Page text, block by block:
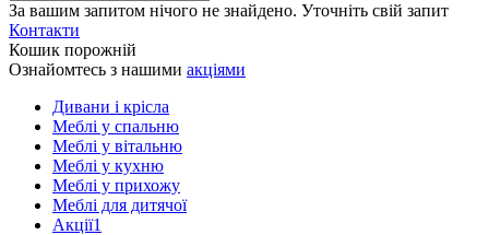
За вашим запитом нічого не знайдено. Уточніть свій запит
Контакти
Кошик порожній
Ознайомтесь з нашими акціями
Дивани і крісла
Меблі у спальню
Меблі у вітальню
Меблі у кухню
Меблі у прихожу
Меблі для дитячої
Акції1